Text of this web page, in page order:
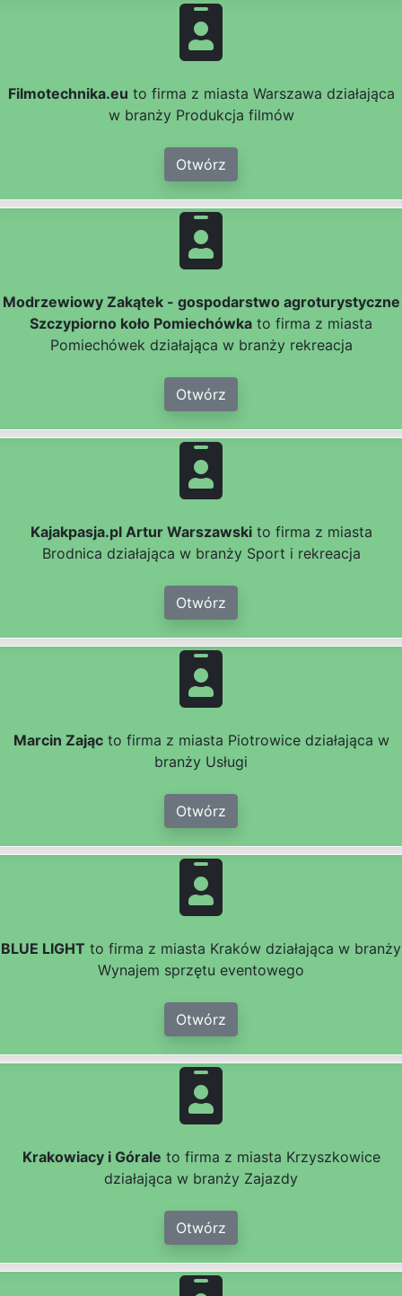
Filmotechnika.eu to firma z miasta Warszawa działająca
w branży Produkcja filmów
Otwórz
Modrzewiowy Zakątek - gospodarstwo agroturystyczne
Szczypiorno koło Pomiechówka to firma z miasta
Pomiechówek działająca w branży rekreacja
Otwórz
Kajakpasja.pl Artur Warszawskito firma z miasta
Brodnica działająca w branży Sport i rekreacja
Otwórz
Marcin Zającto firma z miasta Piotrowice działająca w
branży Usługi
Otwórz
BLUE LIGHT to firma z miasta Kraków działająca w branży
Wynajem sprzętu eventowego
Otwórz
Krakowiacy i Górale to firma z miasta Krzyszkowice
działająca w branży Zajazdy
Otwórz